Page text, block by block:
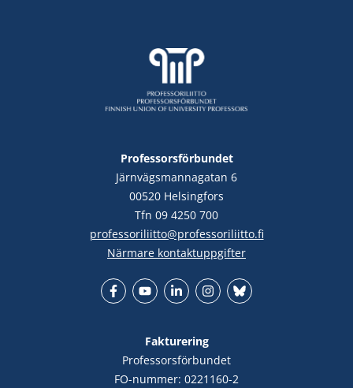
Professorsförbundet
Järnvägsmannagatan 6
00520 Helsingfors
Tfn 09 4250 700
professoriliitto@professoriliitto.fi
Närmare kontaktuppgifter
Fakturering
Professorsförbundet
FO-nummer: 0221160-2